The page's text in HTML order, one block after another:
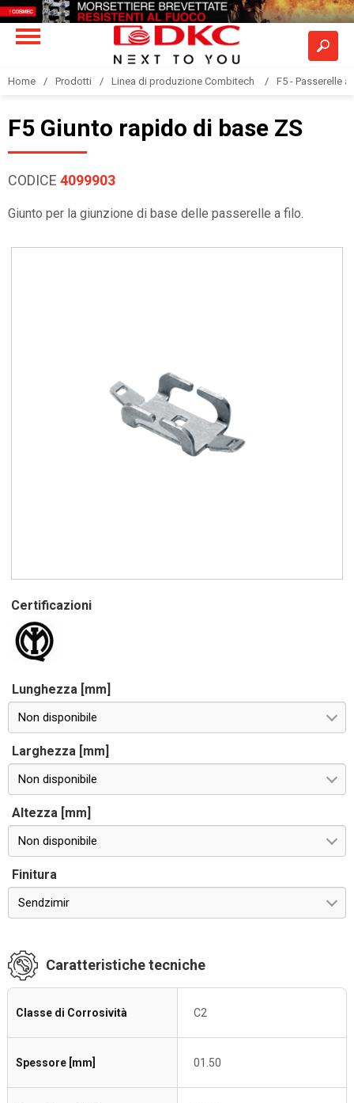
Home Prodotti Linea di produzione Combitech F5 - Passerelle a
F5 Giunto rapido di base ZS
CODICE 4099903
Giunto per la giunzione di base delle passerelle a filo.
Certificazioni
Lunghezza [mm]
Non disponibile
Larghezza [mm]
Non disponibile
Altezza [mm]
Non disponibile
Finitura
Sendzimir
Caratteristiche tecniche
Classe di Corrosività C2
Spessore [mm] 01.50